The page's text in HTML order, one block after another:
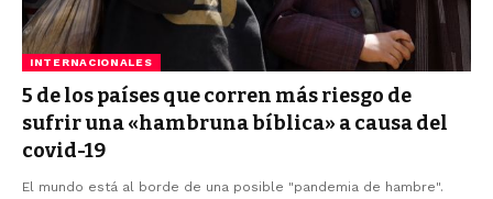
INTERNACIONALES
5 de los países que corren más riesgo de
sufrir una «hambruna bíblica» a causa del
covid-19
El mundo está al borde de una posible "pandemia de hambre".